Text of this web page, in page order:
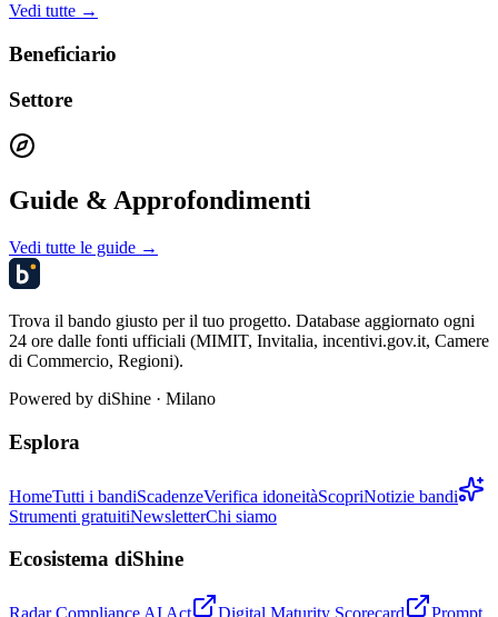
Vedi tutte →
Beneficiario
Settore
Guide & Approfondimenti
Vedi tutte le guide →
Trova il bando giusto per il tuo progetto. Database aggiornato ogni
24 ore dalle fonti ufficiali (MIMIT, Invitalia, incentivi.gov.it, Camere
di Commercio, Regioni).
Powered by diShine · Milano
Esplora
HomeTutti i bandiScadenzeVerifica idoneitàScopriNotizie bandi
Strumenti gratuitiNewsletterChi siamo
Ecosistema diShine
Radar Compliance AI Act Digital Maturity Scorecard Prompt